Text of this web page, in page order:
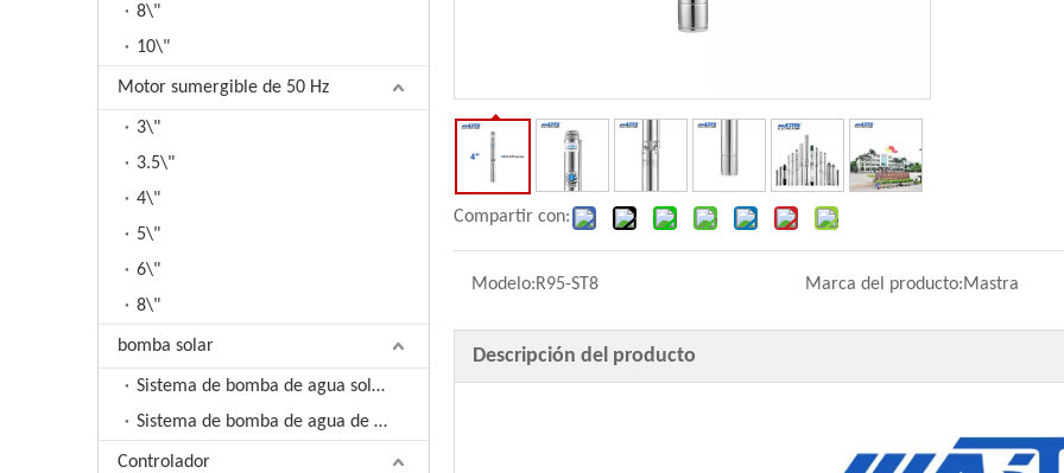
8\"
10\"
Motor sumergible de 50 Hz
3\"
3.5\"
4\"
5\"
6\"
8\"
bomba solar
Sistema de bomba de agua solar de CC
Sistema de bomba de agua de CA solar
Controlador
Compartir con:
Modelo:R95-ST8 Marca del producto:Mastra
Descripción del producto